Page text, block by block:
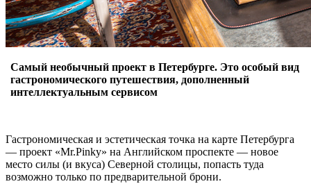
Самый необычный проект в Петербурге. Это особый вид
гастрономического путешествия, дополненный
интеллектуальным сервисом
Гастрономическая и эстетическая точка на карте Петербурга
— проект «Mr.Pinky» на Английском проспекте — новое
место силы (и вкуса) Северной столицы, попасть туда
возможно только по предварительной брони.